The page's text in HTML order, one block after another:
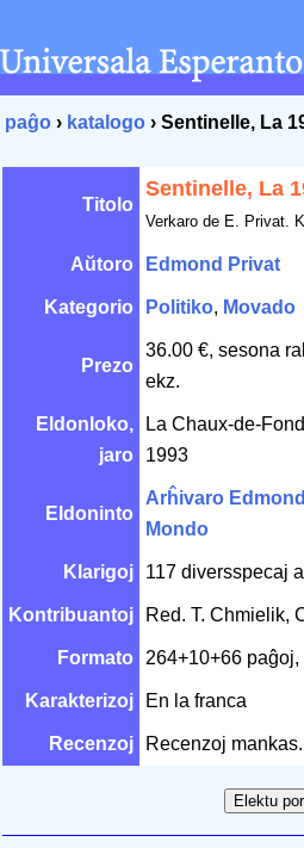
paĝo › katalogo › Sentinelle, La
Titolo
Sentinelle, La
Verkaro de E. Privat.
Aŭtoro Edmond Privat
Kategorio Politiko, Movado
Prezo
36.00 €, sesona
ekz.
Eldonloko,
jaro
La Chaux-de-
1993
Eldoninto
Arĥivaro
Mondo
Klarigoj 117 diversspecaj
Kontribuantoj Red. T. Chmielik,
Formato 264+10+66
Karakterizoj En la franca
Recenzoj Recenzoj mankas.